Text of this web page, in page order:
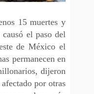
15 muertes y
el paso del
de México el
permanecen en
dijeron
por otras